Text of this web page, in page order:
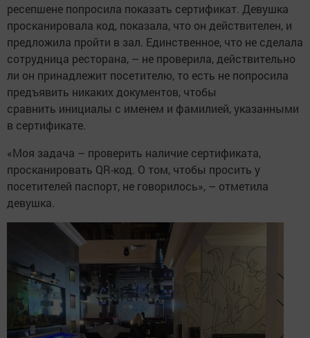
ресепшене попросила показать сертификат. Девушка
просканировала код, показала, что он действителен, и
предложила пройти в зал. Единственное, что не сделала
сотрудница ресторана, – не проверила, действительно
ли он принадлежит посетителю, то есть не попросила
предъявить никаких документов, чтобы
сравнить инициалы с именем и фамилией, указанными
в сертификате.
«Моя задача – проверить наличие сертификата,
просканировать QR-код. О том, чтобы просить у
посетителей паспорт, не говорилось», – отметила
девушка.